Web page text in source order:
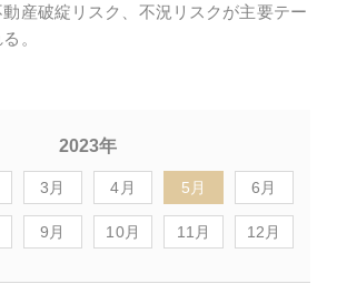
産破綻リスク、不況リスクが主要テー
。
2023年
3月 4月 5月 6月
9月 10月 11月 12月